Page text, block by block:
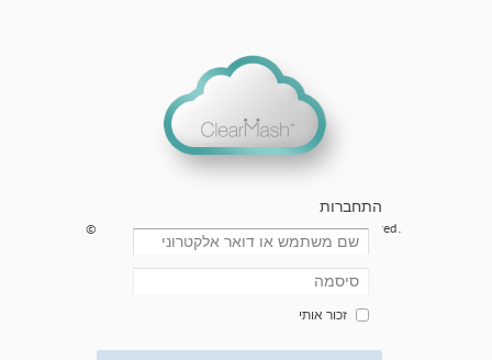
© 2026 ClearMash Solutions LTD. All rights reserved.
התחברות
שם משתמש או דואר אלקטרוני
סיסמה
זכור אותי